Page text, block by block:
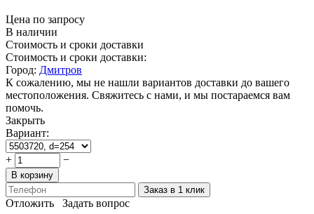
Цена по запросу
В наличии
Стоимость и сроки доставки
Стоимость и сроки доставки:
Город: Дмитров
К сожалению, мы не нашли вариантов доставки до вашего
местоположения. Свяжитесь с нами, и мы постараемся вам
помочь.
Закрыть
Вариант:
+ −
В корзину
Заказ в 1 клик
Отложить
Задать вопрос